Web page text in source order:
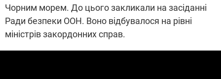
Чорним морем. До цього закликали на засіданні
Ради безпеки ООН. Воно відбувалося на рівні
міністрів закордонних справ.